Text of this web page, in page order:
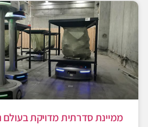
ממיינת סדרתית מדויקת בעולם